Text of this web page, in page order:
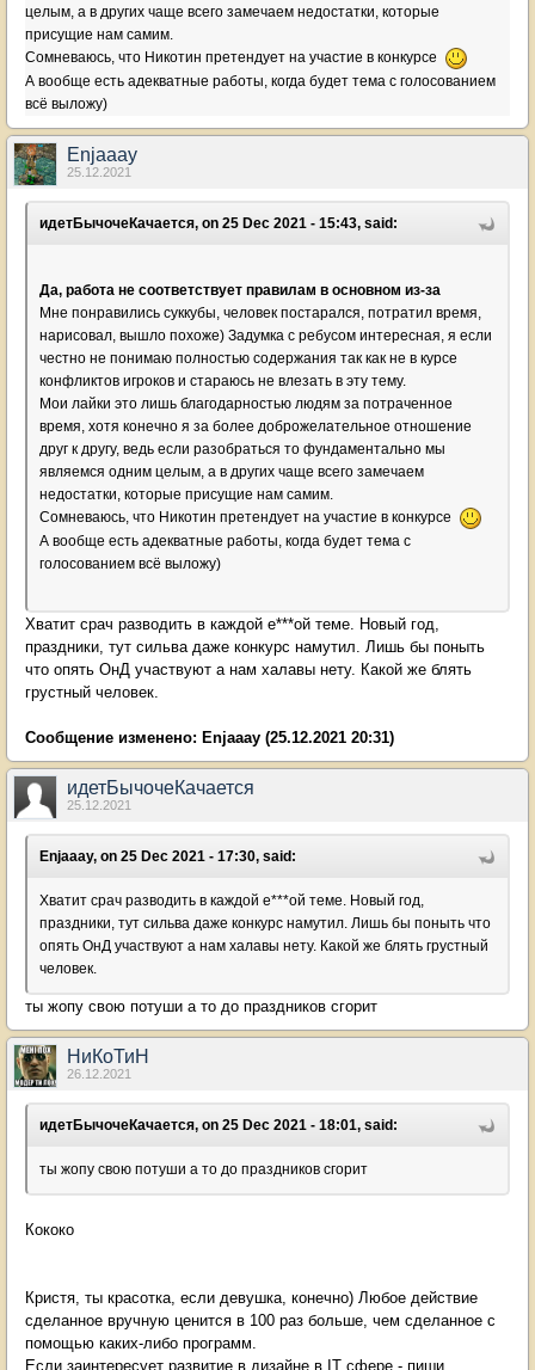
целым, а в других чаще всего замечаем недостатки, которые
присущие нам самим.
Сомневаюсь, что Никотин претендует на участие в конкурсе
А вообще есть адекватные работы, когда будет тема с голосованием
всё выложу)
Enjaaay
25.12.2021
идетБычочеКачается, on 25 Dec 2021 - 15:43, said:
Да, работа не соответствует правилам в основном из-за
Мне понравились суккубы, человек постарался, потратил время,
нарисовал, вышло похоже) Задумка с ребусом интересная, я если
честно не понимаю полностью содержания так как не в курсе
конфликтов игроков и стараюсь не влезать в эту тему.
Мои лайки это лишь благодарностью людям за потраченное
время, хотя конечно я за более доброжелательное отношение
друг к другу, ведь если разобраться то фундаментально мы
являемся одним целым, а в других чаще всего замечаем
недостатки, которые присущие нам самим.
Сомневаюсь, что Никотин претендует на участие в конкурсе
А вообще есть адекватные работы, когда будет тема с
голосованием всё выложу)
Хватит срач разводить в каждой е***ой теме. Новый год,
праздники, тут сильва даже конкурс намутил. Лишь бы поныть
что опять ОнД участвуют а нам халавы нету. Какой же блять
грустный человек.
Сообщение изменено: Enjaaay (25.12.2021 20:31)
идетБычочеКачается
25.12.2021
Enjaaay, on 25 Dec 2021 - 17:30, said:
Хватит срач разводить в каждой е***ой теме. Новый год,
праздники, тут сильва даже конкурс намутил. Лишь бы поныть что
опять ОнД участвуют а нам халавы нету. Какой же блять грустный
человек.
ты жопу свою потуши а то до праздников сгорит
НиКоТиН
26.12.2021
идетБычочеКачается, on 25 Dec 2021 - 18:01, said:
ты жопу свою потуши а то до праздников сгорит
Кококо
Кристя, ты красотка, если девушка, конечно) Любое действие
сделанное вручную ценится в 100 раз больше, чем сделанное с
помощью каких-либо программ.
Если заинтересует развитие в дизайне в IT сфере - пиши,